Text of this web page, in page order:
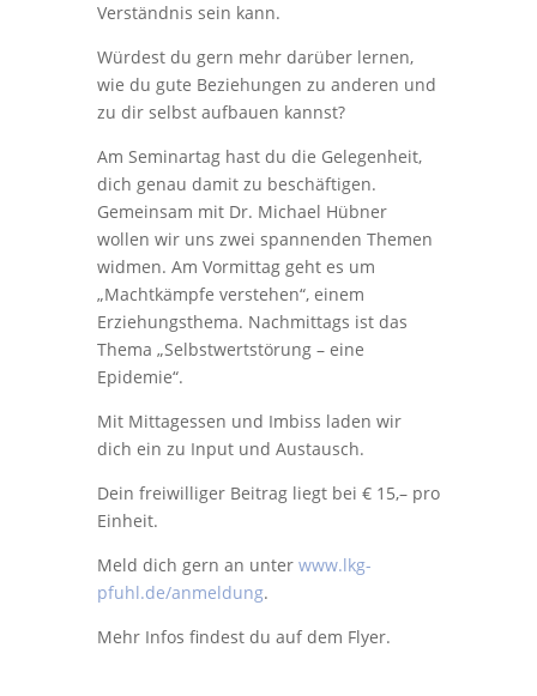
Verständnis sein kann.
Würdest du gern mehr darüber lernen,
wie du gute Beziehungen zu anderen und
zu dir selbst aufbauen kannst?
Am Seminartag hast du die Gelegenheit,
dich genau damit zu beschäftigen.
Gemeinsam mit Dr. Michael Hübner
wollen wir uns zwei spannenden Themen
widmen. Am Vormittag geht es um
„Machtkämpfe verstehen“, einem
Erziehungsthema. Nachmittags ist das
Thema „Selbstwertstörung – eine
Epidemie“.
Mit Mittagessen und Imbiss laden wir
dich ein zu Input und Austausch.
Dein freiwilliger Beitrag liegt bei € 15,– pro
Einheit.
Meld dich gern an unter www.lkg-
pfuhl.de/anmeldung.
Mehr Infos findest du auf dem Flyer.